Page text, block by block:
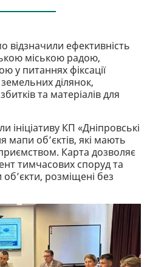
відзначили ефективність
міською радою,
у питаннях фіксації
ділянок,
та матеріалів для
ініціативу КП «Дніпровські
об’єктів, які мають
Карта дозволяє
тимчасових споруд та
розміщені без